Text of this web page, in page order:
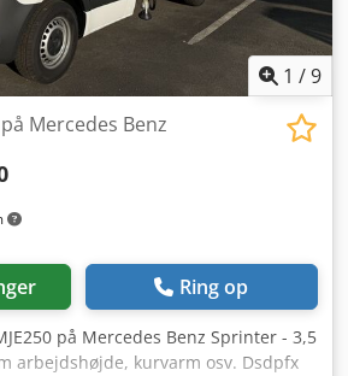
1 /9
på Mercedes Benz
Ring op
på Mercedes Benz Sprinter - 3,5
arbejdshøjde, kurvarm osv. Dsdpfx